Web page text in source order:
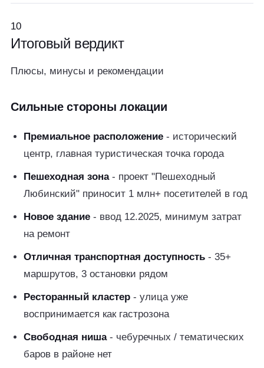
10
Итоговый вердикт
Плюсы, минусы и рекомендации
Сильные стороны локации
Премиальное расположение - исторический
центр, главная туристическая точка города
Пешеходная зона- проект "Пешеходный
Любинский" приносит 1 млн+ посетителей в год
Новое здание - ввод 12.2025, минимум затрат
на ремонт
Отличная транспортная доступность - 35+
маршрутов, 3 остановки рядом
Ресторанный кластер - улица уже
воспринимается как гастрозона
Свободная ниша- чебуречных / тематических
баров в районе нет